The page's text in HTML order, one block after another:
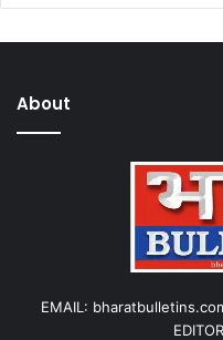
About
EMAIL: